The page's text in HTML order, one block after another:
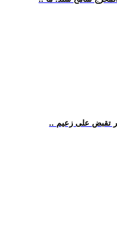
تقبض على زعيم